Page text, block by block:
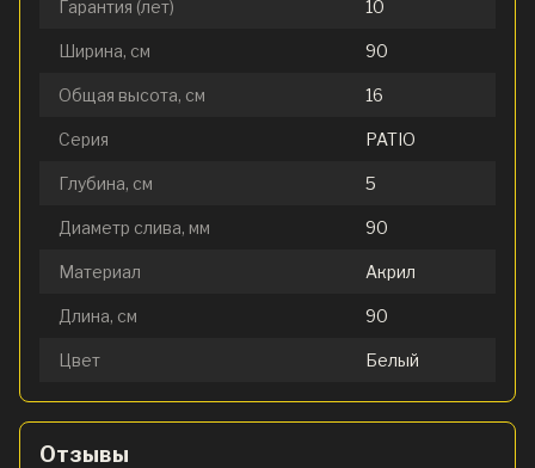
Гарантия (лет) 10
Ширина, см 90
Общая высота, см 16
Серия PATIO
Глубина, см 5
Диаметр слива, мм 90
Материал Акрил
Длина, см 90
Цвет Белый
Отзывы